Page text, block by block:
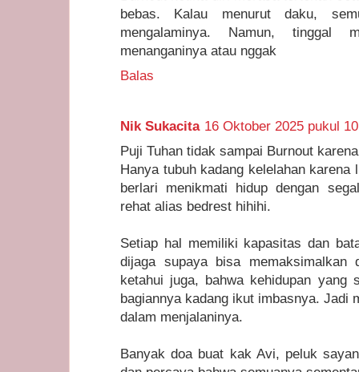
bebas. Kalau menurut daku,
mengalaminya. Namun, tinggal
menanganinya atau nggak
Balas
Nik Sukacita 16 Oktober 2025 pukul
Puji Tuhan tidak sampai Burnout
Hanya tubuh kadang kelelahan
berlari menikmati hidup dengan
rehat alias bedrest hihihi.
Setiap hal memiliki kapasitas dan
dijaga supaya bisa memaksimalkan
ketahui juga, bahwa kehidupan yang
bagiannya kadang ikut imbasnya. Jadi
dalam menjalaninya.
Banyak doa buat kak Avi, peluk